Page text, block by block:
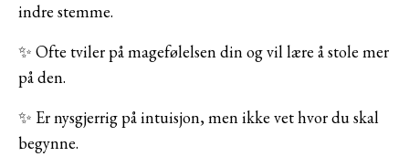
indre stemme.
✨ Ofte tviler på magefølelsen din og vil lære å stole mer
på den.
✨ Er nysgjerrig på intuisjon, men ikke vet hvor du skal
begynne.